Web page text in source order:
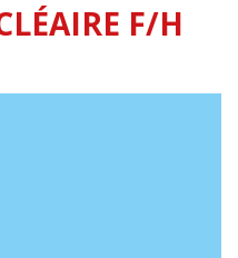
F/H